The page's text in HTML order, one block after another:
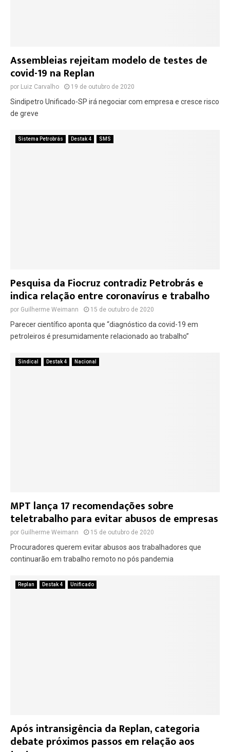
Assembleias rejeitam modelo de testes de
covid-19 na Replan
por Luiz Carvalho 19 de outubro de 2020
Sindipetro Unificado-SP irá negociar com empresa e cresce risco
de greve
Sistema Petrobrás Destak 4 SMS
Pesquisa da Fiocruz contradiz Petrobrás e
indica relação entre coronavírus e trabalho
por Guilherme Weimann 15 de outubro de 2020
Parecer científico aponta que “diagnóstico da covid-19 em
petroleiros é presumidamente relacionado ao trabalho”
Sindical Destak 4 Nacional
MPT lança 17 recomendações sobre
teletrabalho para evitar abusos de empresas
por Guilherme Weimann 15 de outubro de 2020
Procuradores querem evitar abusos aos trabalhadores que
continuarão em trabalho remoto no pós pandemia
Replan Destak 4 Unificado
Após intransigência da Replan, categoria
debate próximos passos em relação aos